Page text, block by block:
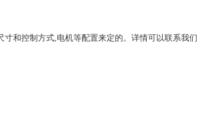
和控制方式,电机等配置来定的。详情可以联系我们